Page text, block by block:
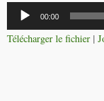
Lecteur
audio
00:00
Télécharger le fichier |